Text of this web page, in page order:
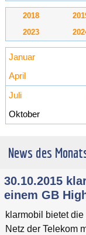
2018
2023
Januar
April
Juli
Oktober
News des
30.10.2015
einem GB
klarmobil bietet die
Netz der Telekom